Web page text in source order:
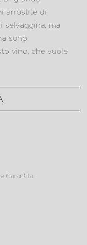
arrostite di
selvaggina, ma
sono
vino, che vuole
Garantita